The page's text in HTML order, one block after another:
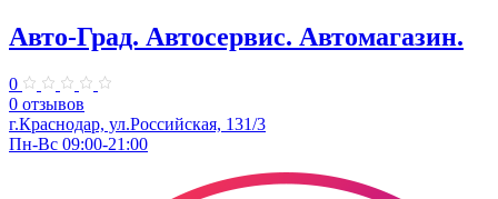
Авто-Град. Автосервис. Автомагазин.
0
0 отзывов
г.Краснодар, ул.Российская, 131/3
Пн-Вс 09:00-21:00